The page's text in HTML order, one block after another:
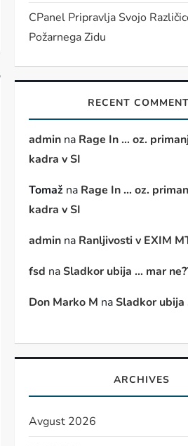
CPanel Pripravlja Svojo
Požarnega Zidu
RECENT
adminna Rage In … oz.
kadra v SI
Tomažna Rage In … oz.
kadra v SI
adminna Ranljivosti v EXIM
fsd naSladkor ubija … mar
Don Marko M naSladkor ubija
ARCHIVES
Avgust 2026